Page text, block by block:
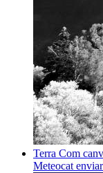
Terra Com
Meteocat